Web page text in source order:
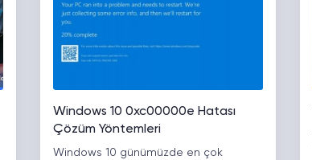
Windows 10 0xc00000e Hatası
Çözüm Yöntemleri
Windows 10 günümüzde en çok